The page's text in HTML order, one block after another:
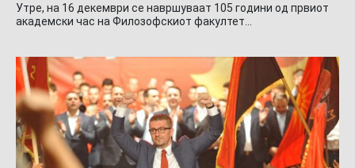
Утре, на 16 декември се навршуваат 105 години од првиот
академски час на Филозофскиот факултет…